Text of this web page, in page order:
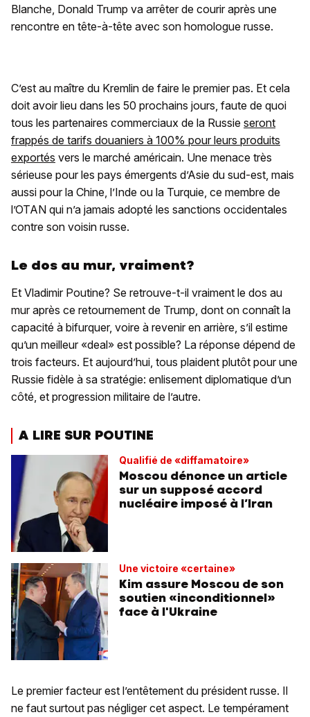
Blanche, Donald Trump va arrêter de courir après une
rencontre en tête-à-tête avec son homologue russe.
C’est au maître du Kremlin de faire le premier pas. Et cela
doit avoir lieu dans les 50 prochains jours, faute de quoi
tous les partenaires commerciaux de la Russie seront
frappés de tarifs douaniers à 100% pour leurs produits
exportés vers le marché américain. Une menace très
sérieuse pour les pays émergents d’Asie du sud-est, mais
aussi pour la Chine, l’Inde ou la Turquie, ce membre de
l’OTAN qui n’a jamais adopté les sanctions occidentales
contre son voisin russe.
Le dos au mur, vraiment?
Et Vladimir Poutine? Se retrouve-t-il vraiment le dos au
mur après ce retournement de Trump, dont on connaît la
capacité à bifurquer, voire à revenir en arrière, s’il estime
qu’un meilleur «deal» est possible? La réponse dépend de
trois facteurs. Et aujourd’hui, tous plaident plutôt pour une
Russie fidèle à sa stratégie: enlisement diplomatique d’un
côté, et progression militaire de l’autre.
A LIRE SUR POUTINE
Qualifié de «diffamatoire»
Moscou dénonce un article
sur un supposé accord
nucléaire imposé à l’Iran
Une victoire «certaine»
Kim assure Moscou de son
soutien «inconditionnel»
face à l'Ukraine
Le premier facteur est l’entêtement du président russe. Il
ne faut surtout pas négliger cet aspect. Le tempérament